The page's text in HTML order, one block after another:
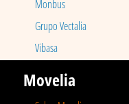
Monbus
Grupo Vectalia
Vibasa
Movelia